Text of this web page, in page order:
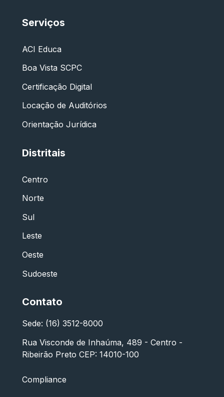
Serviços
ACI Educa
Boa Vista SCPC
Certificação Digital
Locação de Auditórios
Orientação Jurídica
Distritais
Centro
Norte
Sul
Leste
Oeste
Sudoeste
Contato
Sede: (16) 3512-8000
Rua Visconde de Inhaúma, 489 - Centro -
Ribeirão Preto CEP: 14010-100
Compliance